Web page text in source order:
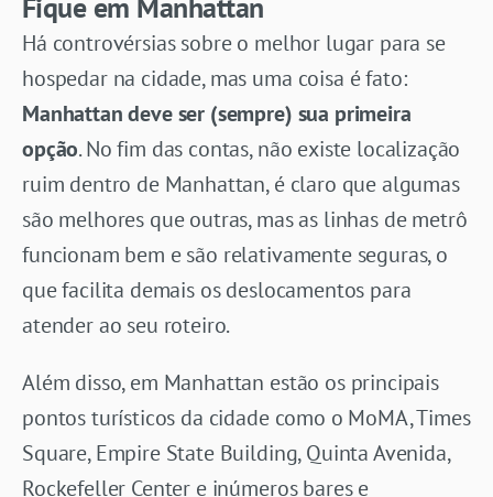
Há controvérsias sobre o melhor lugar para se
hospedar na cidade, mas uma coisa é fato:
Manhattan deve ser (sempre) sua primeira
opção. No fim das contas, não existe localização
ruim dentro de Manhattan, é claro que algumas
são melhores que outras, masas linhas de metrô
funcionam bem e são relativamente seguras, o
que facilita demais os deslocamentos para
atender ao seu roteiro.
Além disso, em Manhattan estão os principais
pontos turísticos da cidade como o MoMA, Times
Square, Empire State Building, Quinta Avenida,
Rockefeller Center e inúmeros bares e